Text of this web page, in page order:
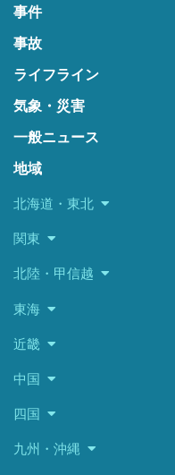
事件
事故
ライフライン
気象・災害
一般ニュース
地域
北海道・東北
関東
北陸・甲信越
東海
近畿
中国
四国
九州・沖縄